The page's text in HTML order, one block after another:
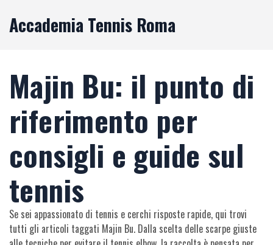
Accademia Tennis Roma
Majin Bu: il punto di
riferimento per
consigli e guide sul
tennis
Se sei appassionato di tennis e cerchi risposte rapide, qui trovi
tutti gli articoli taggati Majin Bu. Dalla scelta delle scarpe giuste